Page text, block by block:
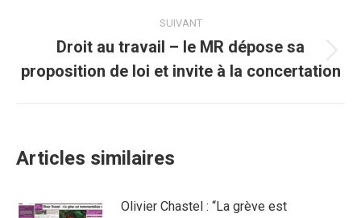
SUIVANT
suivant
Droit au travail – le MR dépose sa
proposition de loi et invite à la concertation
Articles similaires
Olivier Chastel : “La grève est